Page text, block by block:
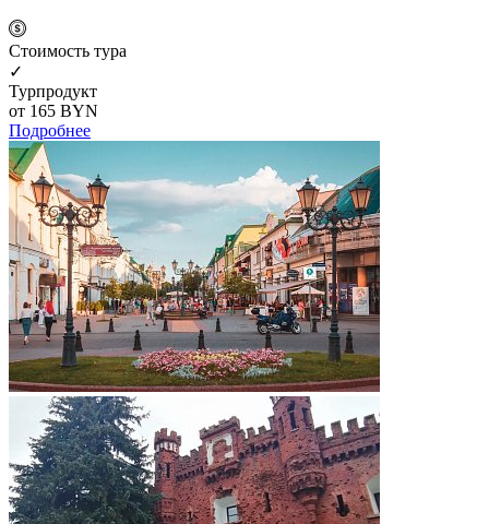
Cтоимость тура
✓
Турпродукт
от 165 BYN
Подробнее